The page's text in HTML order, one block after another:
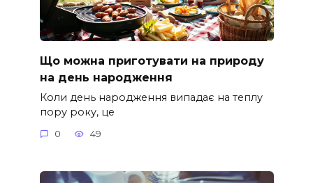
Що можна приготувати на природу
на день народження
Коли день народження випадає на теплу
пору року, це
0 49